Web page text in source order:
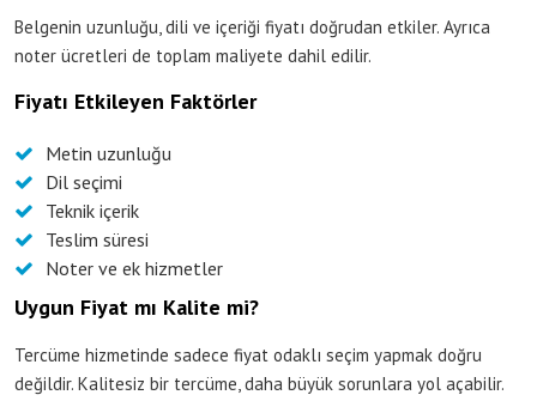
Belgenin uzunluğu, dili ve içeriği fiyatı doğrudan etkiler. Ayrıca
noter ücretleri de toplam maliyete dahil edilir.
Fiyatı Etkileyen Faktörler
Metin uzunluğu
Dil seçimi
Teknik içerik
Teslim süresi
Noter ve ek hizmetler
Uygun Fiyat mı Kalite mi?
Tercüme hizmetinde sadece fiyat odaklı seçim yapmak doğru
değildir. Kalitesiz bir tercüme, daha büyük sorunlara yol açabilir.